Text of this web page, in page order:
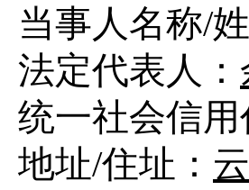
当事人名称/
法定代表人：
统一社会信用
地址/住址：